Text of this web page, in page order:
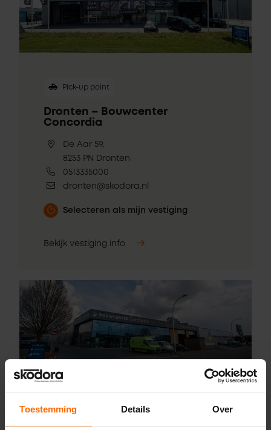
Toestemming Details Over
Pick-up point
Dronten – Bouwcenter
Concordia
De Aar 59,
8253 PN Dronten
0513335000
dronten@skodora.nl
Selecteren als mijn vestiging
Bekijk vestiging info
Pick-up point